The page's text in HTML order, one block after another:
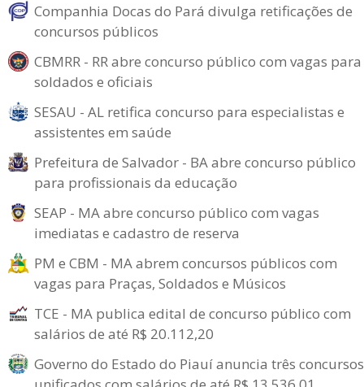
Companhia Docas do Pará divulga retificações de
concursos públicos
CBMRR - RR abre concurso público com vagas para
soldados e oficiais
SESAU - AL retifica concurso para especialistas e
assistentes em saúde
Prefeitura de Salvador - BA abre concurso público
para profissionais da educação
SEAP - MA abre concurso público com vagas
imediatas e cadastro de reserva
PM e CBM - MA abrem concursos públicos com
vagas para Praças, Soldados e Músicos
TCE - MA publica edital de concurso público com
salários de até R$ 20.112,20
Governo do Estado do Piauí anuncia três concursos